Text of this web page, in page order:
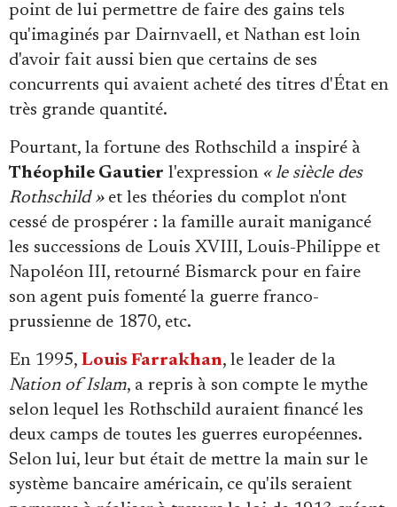
point de lui permettre de faire des gains tels
qu'imaginés par Dairnvaell, et Nathan est loin
d'avoir fait aussi bien que certains de ses
concurrents qui avaient acheté des titres d'État en
très grande quantité.
Pourtant, la fortune des Rothschild a inspiré à
Théophile Gautier l'expression « le siècle des
Rothschild »et les théories du complot n'ont
cessé de prospérer : la famille aurait manigancé
les successions de Louis XVIII, Louis-Philippe et
Napoléon III, retourné Bismarck pour en faire
son agent puis fomenté la guerre franco-
prussienne de 1870, etc.
En 1995, Louis Farrakhan, le leader de la
Nation of Islam, a repris à son compte le mythe
selon lequel les Rothschild auraient financé les
deux camps de toutes les guerres européennes.
Selon lui, leur but était de mettre la main sur le
système bancaire américain, ce qu'ils seraient